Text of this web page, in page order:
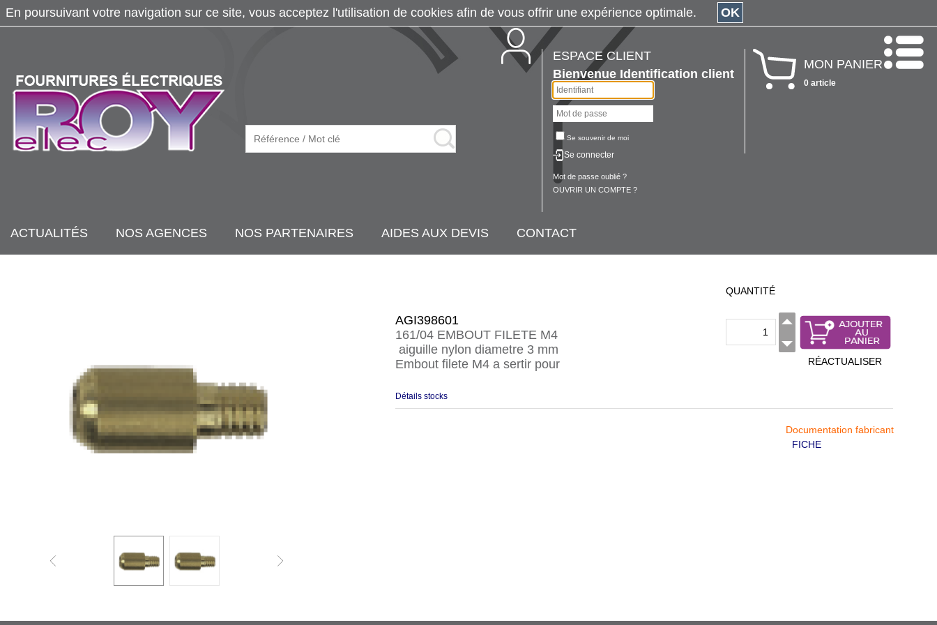
ESPACE CLIENT
Bienvenue Identification client
Se souvenir de moi
Se connecter
Mot de passe oublié ?
OUVRIR UN COMPTE ?
MON PANIER
0 article
ACTUALITÉS NOS AGENCES NOS PARTENAIRES AIDES AUX DEVIS CONTACT
AGI398601
161/04 EMBOUT FILETE M4
aiguille nylon diametre 3 mm
Embout filete M4 a sertir pour
QUANTITÉ
RÉACTUALISER
Détails stocks
Documentation fabricant
FICHE
En poursuivant votre navigation sur ce site, vous acceptez l'utilisation de cookies afin de vous offrir une expérience optimale. OK